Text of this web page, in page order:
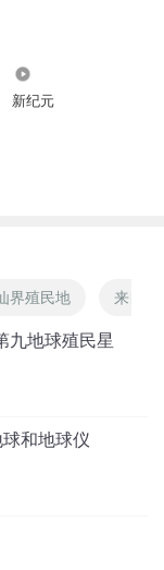
新纪元
界殖民地 来自地
九地球殖民星
和地球仪